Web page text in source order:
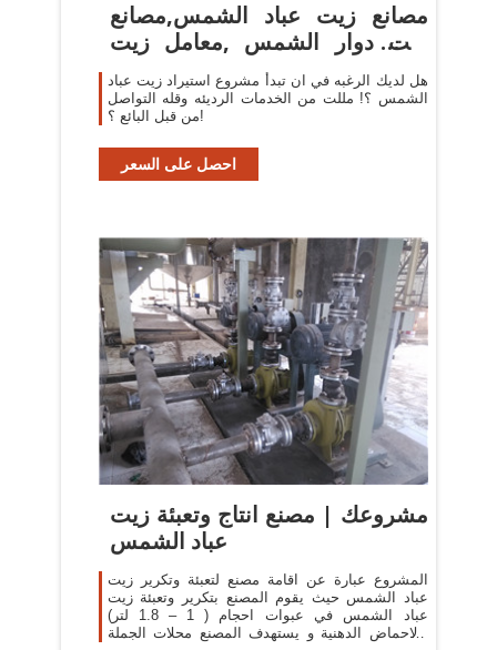
‫مصانع زيت عباد الشمس,مصانع
زيت دوار الشمس ,معامل زيت
دوار
هل لديك الرغبه في ان تبدأ مشروع استيراد زيت عباد
الشمس ؟! مللت من الخدمات الرديئه وقله التواصل
من قبل البائع ؟!
احصل على السعر
مشروعك | مصنع انتاج وتعبئة زيت
عباد الشمس
المشروع عبارة عن اقامة مصنع لتعبئة وتكرير زيت
عباد الشمس حيث يقوم المصنع بتكرير وتعبئة زيت
عباد الشمس في عبوات احجام ( 1 – 1.8 لتر)
والاحماض الدهنية و يستهدف المصنع محلات الجملة